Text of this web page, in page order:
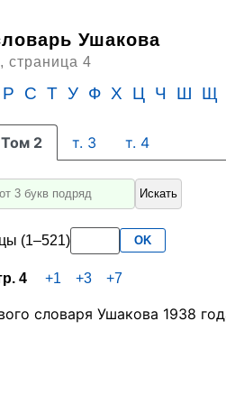
Ушакова
страница 4
Р С Т У Ф Х Ц Ч Ш Щ
Том 2 т. 3 т. 4
Введите
поиска
слово
его
Искать
(1–521) OK
4 +1 +3 +7